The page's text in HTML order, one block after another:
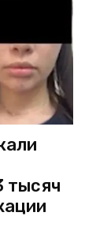
тысяч